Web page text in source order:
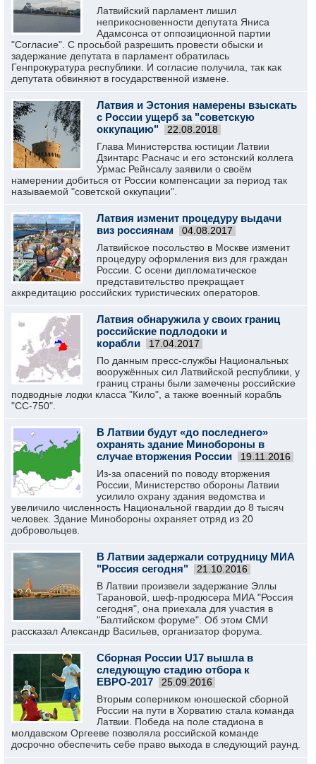
Латвийский парламент лишил
неприкосновенности депутата Яниса
Адамсонса от оппозиционной партии
"Согласие". С просьбой разрешить провести обыски и
задержание депутата в парламент обратилась
Генпрокуратура республики. И согласие получила, так как
депутата обвиняют в государственной измене.
Латвия и Эстония намерены взыскать
с России ущерб за "советскую
оккупацию"
22.08.2018
Глава Министерства юстиции Латвии
Дзинтарс Расначс и его эстонский коллега
Урмас Рейнсалу заявили о своём
намерении добиться от России компенсации за период так
называемой "советской оккупации".
Латвия изменит процедуру выдачи
виз россиянам
04.08.2017
Латвийское посольство в Москве изменит
процедуру оформления виз для граждан
России. С осени дипломатическое
представительство прекращает
аккредитацию российских туристических операторов.
Латвия обнаружила у своих границ
российские подлодоки и
корабли
17.04.2017
По данным пресс-службы Национальных
вооружённых сил Латвийской республики, у
границ страны были замечены российские
подводные лодки класса "Кило", а также военный корабль
"СС-750".
В Латвии будут «до последнего»
охранять здание Минобороны в
случае вторжения России
19.11.2016
Из-за опасений по поводу вторжения
России, Министерство обороны Латвии
усилило охрану здания ведомства и
увеличило численность Национальной гвардии до 8 тысяч
человек. Здание Минобороны охраняет отряд из 20
добровольцев.
В Латвии задержали сотрудницу МИА
"Россия сегодня"
21.10.2016
В Латвии произвели задержание Эллы
Тарановой, шеф-продюсера МИА "Россия
сегодня", она приехала для участия в
"Балтийском форуме". Об этом СМИ
рассказал Александр Васильев, организатор форума.
Сборная России U17 вышла в
следующую стадию отбора к
ЕВРО-2017
25.09.2016
Вторым соперником юношеской сборной
России на пути в Хорватию стала команда
Латвии. Победа на поле стадиона в
молдавском Оргееве позволяла российской команде
досрочно обеспечить себе право выхода в следующий раунд.